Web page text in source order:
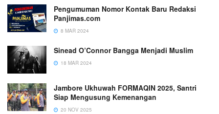
Pengumuman Nomor Kontak Baru Redaksi
Panjimas.com
8 MAR 2024
Sinead O’Connor Bangga Menjadi Muslim
18 MAR 2024
Jambore Ukhuwah FORMAQIN 2025, Santri
Siap Mengusung Kemenangan
20 NOV 2025